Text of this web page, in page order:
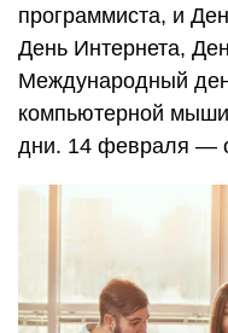
программиста, и
День Интернета,
Международный
компьютерной мыши
дни. 14 февраля —